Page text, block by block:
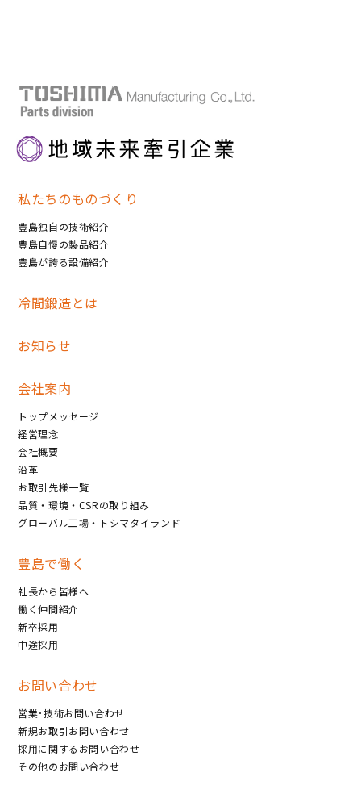
私たちのものづくり
豊島独自の技術紹介
豊島自慢の製品紹介
豊島が誇る設備紹介
冷間鍛造とは
お知らせ
会社案内
トップメッセージ
経営理念
会社概要
沿革
お取引先様一覧
品質・環境・CSRの取り組み
グローバル工場・トシマタイランド
豊島で働く
社長から皆様へ
働く仲間紹介
新卒採用
中途採用
お問い合わせ
営業･技術お問い合わせ
新規お取引お問い合わせ
採用に関するお問い合わせ
その他のお問い合わせ